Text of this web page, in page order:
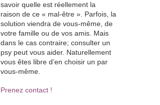
savoir quelle est réellement la
raison de ce « mal-être ». Parfois, la
solution viendra de vous-même, de
votre famille ou de vos amis. Mais
dans le cas contraire; consulter un
psy peut vous aider. Naturellement
vous êtes libre d’en choisir un par
vous-même.
Prenez contact !